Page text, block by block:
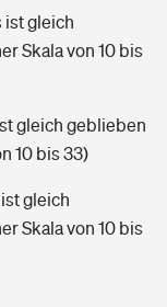
ist gleich
Skala von 10 bis
gleich geblieben
10 bis 33)
gleich
Skala von 10 bis